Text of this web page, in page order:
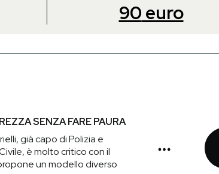
90 euro
SENZA FARE PAURA
già capo di Polizia e
è molto critico con il
un modello diverso